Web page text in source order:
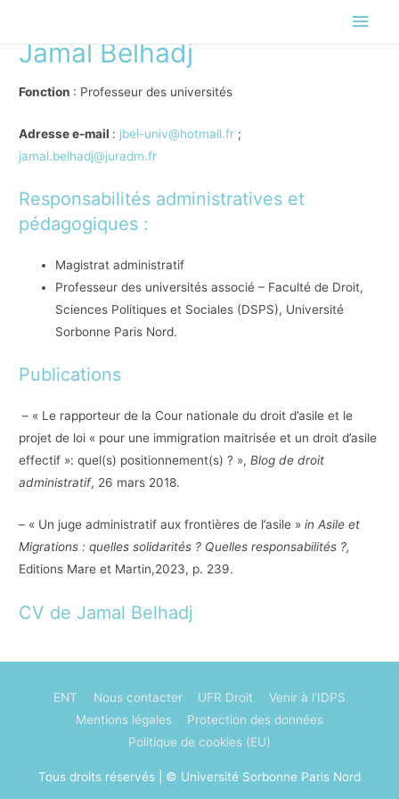
Jamal Belhadj
Fonction : Professeur des universités
Adresse e-mail : jbel-univ@hotmail.fr ;
jamal.belhadj@juradm.fr
Responsabilités administratives et
pédagogiques :
Magistrat administratif
Professeur des universités associé – Faculté de Droit,
Sciences Politiques et Sociales (DSPS), Université
Sorbonne Paris Nord.
Publications
– « Le rapporteur de la Cour nationale du droit d’asile et le
projet de loi « pour une immigration maitrisée et un droit d’asile
effectif »: quel(s) positionnement(s) ? »,Blog de droit
administratif, 26 mars 2018.
– « Un juge administratif aux frontières de l’asile »in Asile et
Migrations : quelles solidarités ? Quelles responsabilités ?,
Editions Mare et Martin,2023, p. 239.
CV de Jamal Belhadj
ENT Nous contacter UFR Droit
Venir à l’IDPS
Mentions légales
Protection des données
Politique de cookies (EU)
Tous droits réservés | © Université Sorbonne Paris Nord